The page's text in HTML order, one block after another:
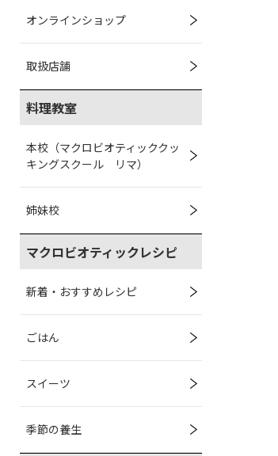
オンラインショップ
取扱店舗
料理教室
本校（マクロビオティッククッ
キングスクール リマ）
姉妹校
マクロビオティックレシピ
新着・おすすめレシピ
ごはん
スイーツ
季節の養生